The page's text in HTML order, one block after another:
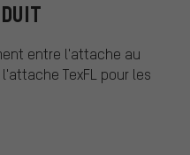
entre l'attache au
TexFL pour les